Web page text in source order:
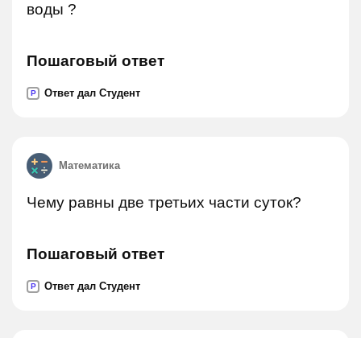
воды ?
Пошаговый ответ
P Ответ дал Студент
Математика
Чему равны две третьих части суток?
Пошаговый ответ
P Ответ дал Студент